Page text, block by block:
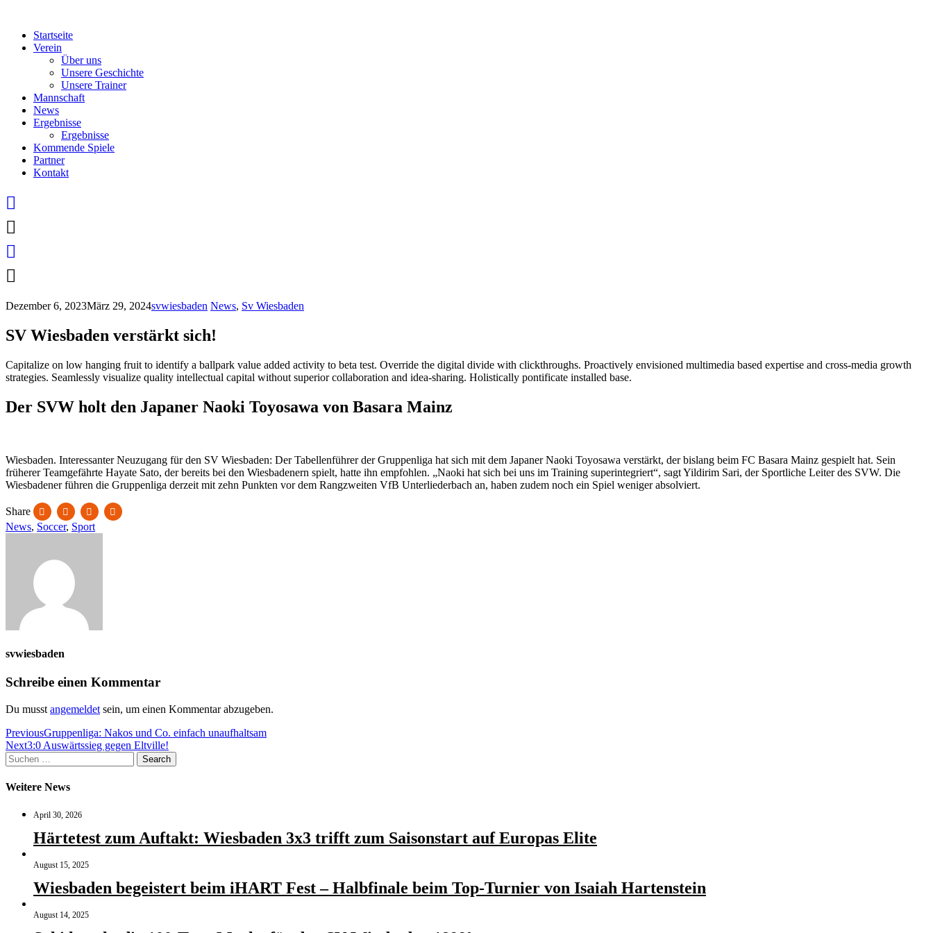
contentStartseite
Verein
Über uns
Unsere Geschichte
Unsere Trainer
Mannschaft
News
Ergebnisse
Ergebnisse
Kommende Spiele
Partner
Kontakt
Dezember 6, 2023März 29, 2024svwiesbaden News, Sv Wiesbaden
SV Wiesbaden verstärkt sich!
Capitalize on low hanging fruit to identify a ballpark value added activity to beta test. Override the digital divide with clickthroughs. Proactively envisioned multimedia based expertise and cross-media growth
strategies. Seamlessly visualize quality intellectual capital without superior collaboration and idea-sharing. Holistically pontificate installed base.
Der SVW holt den Japaner Naoki Toyosawa von Basara Mainz
Wiesbaden. Interessanter Neuzugang für den SV Wiesbaden: Der Tabellenführer der Gruppenliga hat sich mit dem Japaner Naoki Toyosawa verstärkt, der bislang beim FC Basara Mainz gespielt hat. Sein
früherer Teamgefährte Hayate Sato, der bereits bei den Wiesbadenern spielt, hatte ihn empfohlen. „Naoki hat sich bei uns im Training superintegriert“, sagt Yildirim Sari, der Sportliche Leiter des SVW. Die
Wiesbadener führen die Gruppenliga derzeit mit zehn Punkten vor dem Rangzweiten VfB Unterliederbach an, haben zudem noch ein Spiel weniger absolviert.
Share
News, Soccer, Sport
svwiesbaden
Schreibe einen Kommentar
Du musst angemeldet sein, um einen Kommentar abzugeben.
Beitragsnavigation
PreviousGruppenliga: Nakos und Co. einfach unaufhaltsam
Next3:0 Auswärtssieg gegen Eltville!
Suchen
nach:
Search
Weitere News
April 30, 2026
Härtetest zum Auftakt: Wiesbaden 3x3 trifft zum Saisonstart auf Europas Elite
August 15, 2025
Wiesbaden begeistert beim iHART Fest – Halbfinale beim Top-Turnier von Isaiah Hartenstein
August 14, 2025